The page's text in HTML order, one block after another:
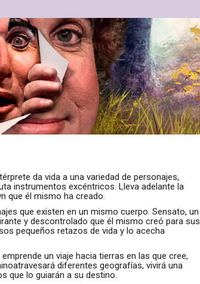
da vida a una variedad de personajes,
instrumentos excéntricos. Lleva adelante la
que él mismo ha creado.
que existen en un mismo cuerpo. Sensato, un
y descontrolado que él mismo creó para sus
pequeños retazos de vida y lo acecha
un viaje hacia tierras en las que cree,
diferentes geografías, vivirá una
que lo guiarán a su destino.